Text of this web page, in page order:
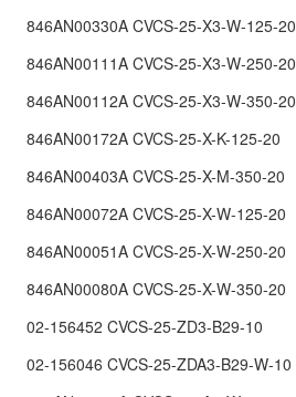
846AN00330A CVCS-25-X3-W-125-20
846AN00111A CVCS-25-X3-W-250-20
846AN00112A CVCS-25-X3-W-350-20
846AN00172A CVCS-25-X-K-125-20
846AN00403A CVCS-25-X-M-350-20
846AN00072A CVCS-25-X-W-125-20
846AN00051A CVCS-25-X-W-250-20
846AN00080A CVCS-25-X-W-350-20
02-156452 CVCS-25-ZD3-B29-10
02-156046 CVCS-25-ZDA3-B29-W-10